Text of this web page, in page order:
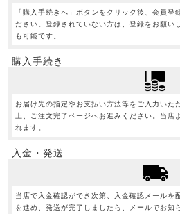
「購入手続きへ」ボタンをクリック後、会員登
ださい。登録されていない方は、登録をお願い
も可能です。
購入手続き
お届け先の指定やお支払い方法等をご入力いた
上、ご注文完了ページへお進みください。当店
れます。
入金・発送
当店で入金確認ができ次第、入金確認メールを
を進め、発送が完了しましたら、メールでお知